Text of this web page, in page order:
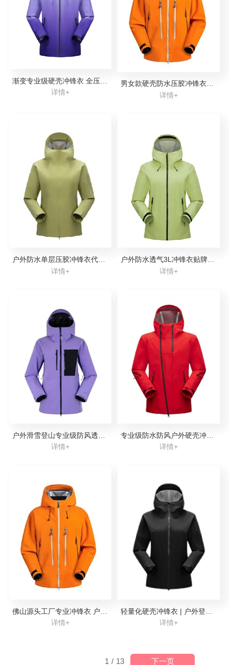
渐变专业级硬壳冲锋衣 全压胶防水防风滑雪外套定制代工
详情+
男女款硬壳防水压胶冲锋衣定制加工
详情+
户外防水单层压胶冲锋衣代加工
详情+
详情+
详情+
详情+
详情+
详情+
1 / 13 下一页